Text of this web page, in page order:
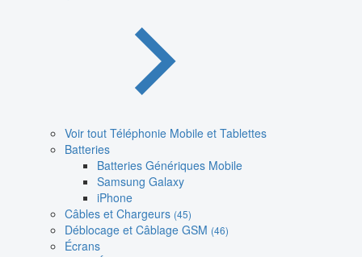
Voir tout Téléphonie Mobile et Tablettes
Batteries
Batteries Génériques Mobile
Samsung Galaxy
iPhone
Câbles et Chargeurs (45)
Déblocage et Câblage GSM (46)
Écrans